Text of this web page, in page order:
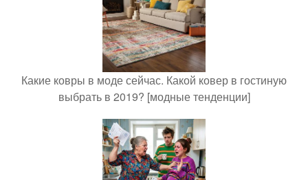
Какие ковры в моде сейчас. Какой ковер в гостиную
выбрать в 2019? [модные тенденции]